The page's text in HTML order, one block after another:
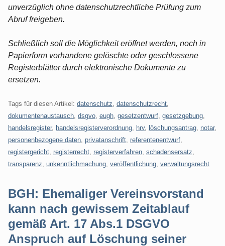
unverzüglich ohne datenschutzrechtliche Prüfung zum
Abruf freigeben.
Schließlich soll die Möglichkeit eröffnet werden, noch in
Papierform vorhandene gelöschte oder geschlossene
Registerblätter durch elektronische Dokumente zu
ersetzen.
Tags für diesen Artikel: datenschutz datenschutzrecht
dokumentenaustausch dsgvo eugh gesetzentwurf gesetzgebung
handelsregister, handelsregisterverordnung hrv, löschungsantrag notar,
personenbezogene daten privatanschrift referentenentwurf
registergericht registerrecht registerverfahren schadensersatz
transparenz unkenntlichmachung veröffentlichung verwaltungsrecht
BGH: Ehemaliger Vereinsvorstand
kann nach gewissem Zeitablauf
gemäß Art. 17 Abs.1 DSGVO
Anspruch auf Löschung seiner